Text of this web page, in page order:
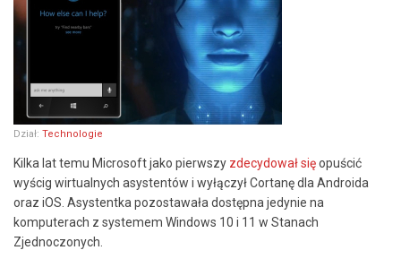
Dział: Technologie
Kilka lat temu Microsoft jako pierwszy zdecydował sięopuścić
wyścig wirtualnych asystentów i wyłączył Cortanę dla Androida
oraz iOS. Asystentka pozostawała dostępna jedynie na
komputerach z systemem Windows 10 i 11 w Stanach
Zjednoczonych.